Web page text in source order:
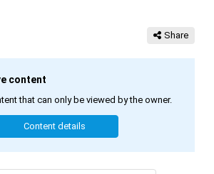
Share
content
that can only be viewed by the owner.
Content details